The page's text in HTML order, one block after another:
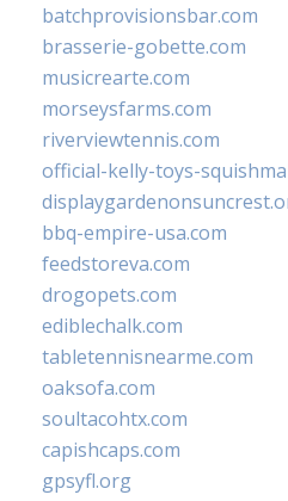
batchprovisionsbar.com
brasserie-gobette.com
musicrearte.com
morseysfarms.com
riverviewtennis.com
official-kelly-toys-
bbq-empire-usa.com
feedstoreva.com
drogopets.com
ediblechalk.com
tabletennisnearme.com
oaksofa.com
soultacohtx.com
capishcaps.com
gpsyfl.org